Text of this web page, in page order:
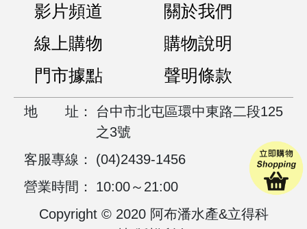
影片頻道
關於我們
線上購物
購物說明
門市據點
聲明條款
地 址：
台中市北屯區環中東路二段125
之3號
客服專線：
(04)2439-1456
營業時間：
10:00～21:00
Copyright © 2020 阿布潘水產&立得科